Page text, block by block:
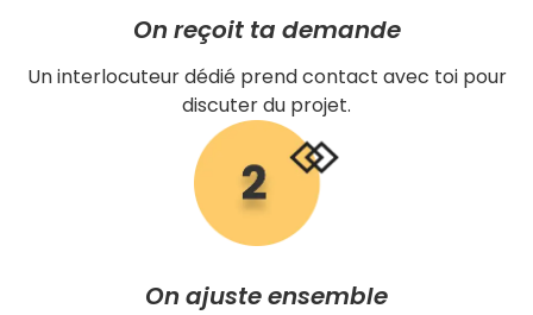
On reçoit ta demande
Un interlocuteur dédié prend contact avec toi pour
discuter du projet.
On ajuste ensemble